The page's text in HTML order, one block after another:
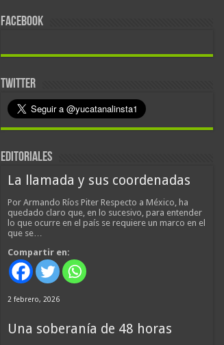
FACEBOOK
TWITTER
EDITORIALES
La llamada y sus coordenadas
Por Armando Ríos Piter Respecto a México, ha
quedado claro que, en lo sucesivo, para entender
lo que ocurre en el país se requiere un marco en el
que se…
Compartir en:
2 febrero, 2026
Una soberanía de 48 horas